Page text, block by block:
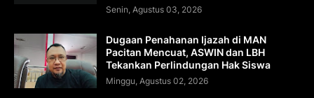
Senin, Agustus 03, 2026
Dugaan Penahanan Ijazah di MAN
Pacitan Mencuat, ASWIN dan LBH
Tekankan Perlindungan Hak Siswa
Minggu, Agustus 02, 2026